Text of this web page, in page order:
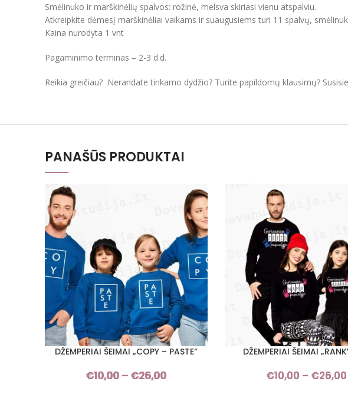
Smėlinuko ir marškinėlių spalvos: rožinė, melsva skiriasi vienu atspalviu.
Atkreipkite dėmesį marškinėliai vaikams ir suaugusiems turi 11 spalvų,
Kaina nurodyta 1 vnt
Pagaminimo terminas – 2-3 d.d.
Reikia greičiau? Nerandate tinkamo dydžio? Turite papildomų klausimų?
PANAŠŪS PRODUKTAI
PASIRINKTI SAVYBES
DŽEMPERIAI ŠEIMAI „COPY – PASTE“
€10,00 – €26,00
PASIRINKTI SAVYBES
DŽEMPERIAI ŠEIMAI
€10,00 – €26,00